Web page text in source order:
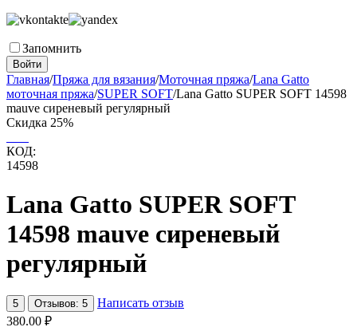
Запомнить
Войти
Главная/Пряжа для вязания/Моточная пряжа/Lana Gatto
моточная пряжа/SUPER SOFT/Lana Gatto SUPER SOFT 14598
mauve сиреневый регулярный
Скидка 25%
КОД:
14598
Lana Gatto SUPER SOFT
14598 mauve сиреневый
регулярный
5 Отзывов: 5
Написать отзыв
380.00 ₽